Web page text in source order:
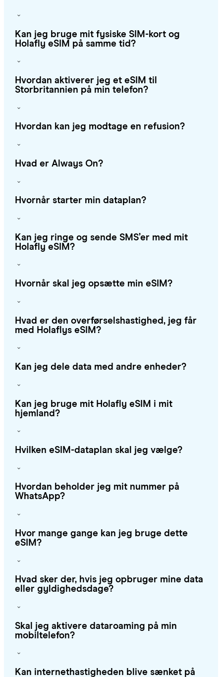
Kan jeg bruge mit fysiske SIM-kort og
Holafly eSIM på samme tid?
Hvordan aktiverer jeg et eSIM til
Storbritannien på min telefon?
Hvordan kan jeg modtage en refusion?
Hvad er Always On?
Hvornår starter min dataplan?
Kan jeg ringe og sende SMS’er med mit
Holafly eSIM?
Hvornår skal jeg opsætte min eSIM?
Hvad er den overførselshastighed, jeg får
med Holaflys eSIM?
Kan jeg dele data med andre enheder?
Kan jeg bruge mit Holafly eSIM i mit
hjemland?
Hvilken eSIM-dataplan skal jeg vælge?
Hvordan beholder jeg mit nummer på
WhatsApp?
Hvor mange gange kan jeg bruge dette
eSIM?
Hvad sker der, hvis jeg opbruger mine data
eller gyldighedsdage?
Skal jeg aktivere dataroaming på min
mobiltelefon?
Kan internethastigheden blive sænket på